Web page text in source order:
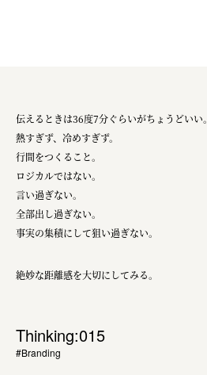
伝えるときは36度7分ぐらいがちょうどいい。
熱すぎず、冷めすぎず。
行間をつくること。
ロジカルではない。
言い過ぎない。
全部出し過ぎない。
事実の集積にして狙い過ぎない。
絶妙な距離感を大切にしてみる。
Thinking:015
#Branding